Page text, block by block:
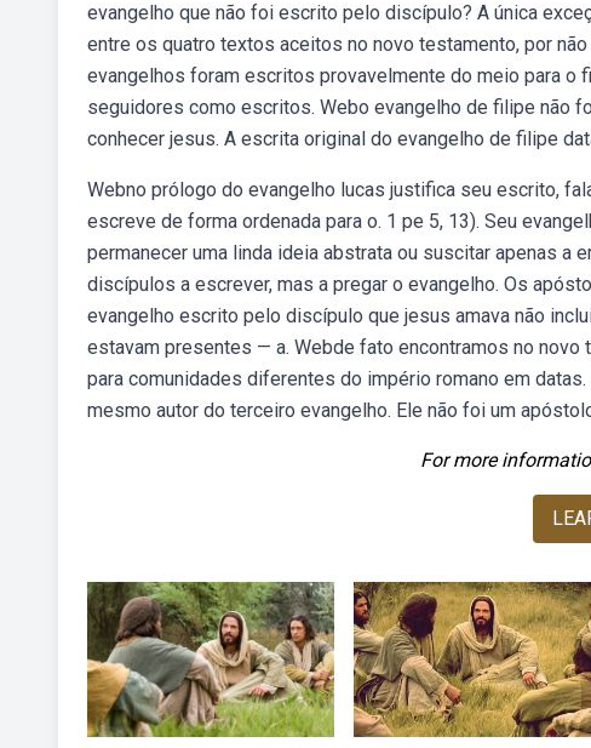
evangelho que não foi escrito pelo discípulo? A única
entre os quatro textos aceitos no novo testamento, por
evangelhos foram escritos provavelmente do meio para
seguidores como escritos. Webo evangelho de filipe não
conhecer jesus. A escrita original do evangelho de filipe
Webno prólogo do evangelho lucas justifica seu escrito,
escreve de forma ordenada para o. 1 pe 5, 13). Seu
permanecer uma linda ideia abstrata ou suscitar apenas a
discípulos a escrever, mas a pregar o evangelho. Os
evangelho escrito pelo discípulo que jesus amava não
estavam presentes — a. Webde fato encontramos no
para comunidades diferentes do império romano em
mesmo autor do terceiro evangelho. Ele não foi um
For more